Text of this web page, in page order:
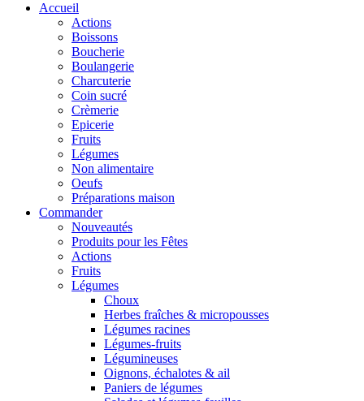
Accueil
Actions
Boissons
Boucherie
Boulangerie
Charcuterie
Coin sucré
Crèmerie
Epicerie
Fruits
Légumes
Non alimentaire
Oeufs
Préparations maison
Commander
Nouveautés
Produits pour les Fêtes
Actions
Fruits
Légumes
Choux
Herbes fraîches & micropousses
Légumes racines
Légumes-fruits
Légumineuses
Oignons, échalotes & ail
Paniers de légumes